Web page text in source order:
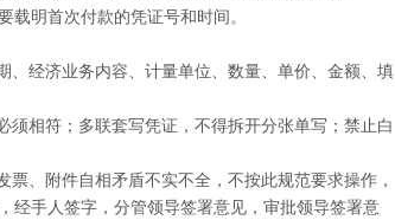
明首次付款的凭证号和时间。
经济业务内容、计量单位、数量、单价、金额、填
相符；多联套写凭证，不得拆开分张单写；禁止白
、附件自相矛盾不实不全，不按此规范要求操作，
经手人签字，分管领导签署意见，审批领导签署意